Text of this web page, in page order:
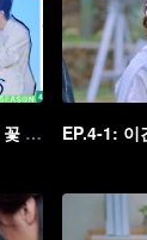
추가 방송 EP.3-2: 왕소상 꽃 손 댄스 명장면 재현